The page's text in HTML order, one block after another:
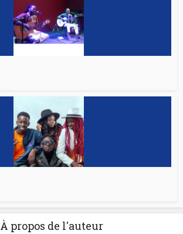
À propos de l'auteur